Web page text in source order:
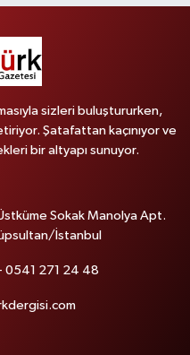
sizleri buluştururken,
Şatafattan kaçınıyor ve
bir altyapı sunuyor.
Sokak Manolya Apt.
İstanbul
0541 271 24 48